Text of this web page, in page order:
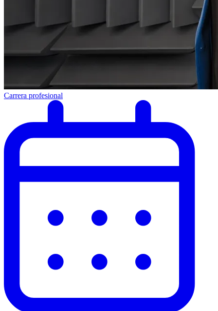
Carrera profesional